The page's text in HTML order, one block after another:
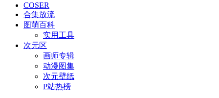
COSER
合集放流
图萌百科
实用工具
次元区
画师专辑
动漫图集
次元壁纸
P站热榜